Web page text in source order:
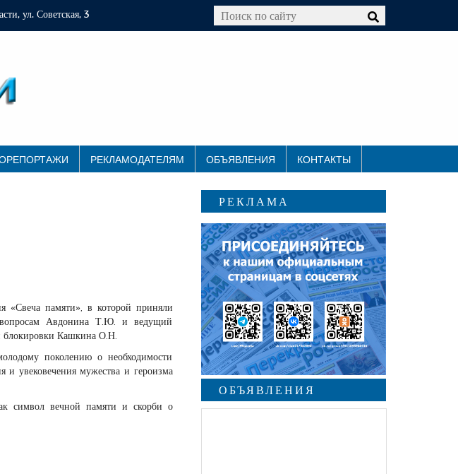
ул. Советская, 3
РЕКЛАМОДАТЕЛЯМ ОБЪЯВЛЕНИЯ КОНТАКТЫ
«Свеча памяти», в которой приняли
вопросам Авдонина Т.Ю. и ведущий
блокировки Кашкина О.Н.
поколению о необходимости
и увековечения мужества и героизма
символ вечной памяти и скорби о
РЕКЛАМА
ОБЪЯВЛЕНИЯ